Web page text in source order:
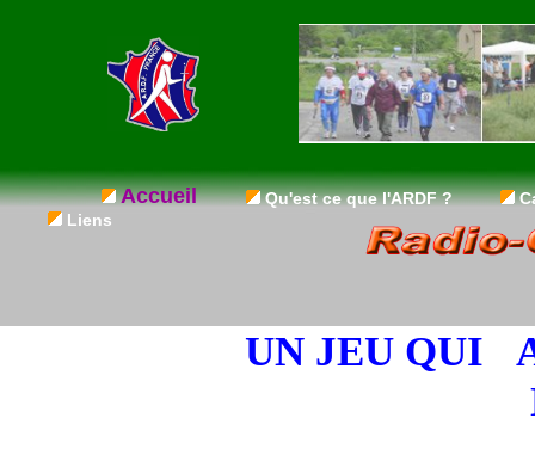
Accueil Qu'est ce que l'ARDF ?
Liens
UN JEU QUI